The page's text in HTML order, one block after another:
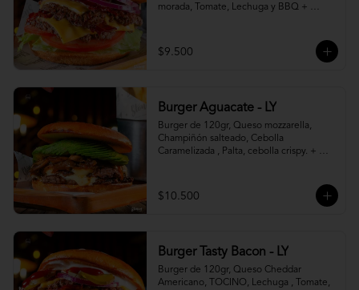
morada, Tomate, Lechuga y BBQ +
$9.500
Burger Aguacate - LY
Burger de 120gr, Queso mozzarella,
Champiñón salteado, Cebolla
Caramelizada , Palta, cebolla crispy. +
$10.500
Burger Tasty Bacon - LY
Burger de 120gr, Queso Cheddar
Americano, TOCINO, Lechuga , Tomate,